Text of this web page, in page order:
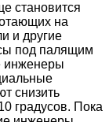
становится
на
и другие
под палящим
инженеры
снизить
градусов. Пока